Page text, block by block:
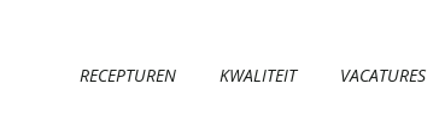
RECEPTUREN KWALITEIT VACATURES